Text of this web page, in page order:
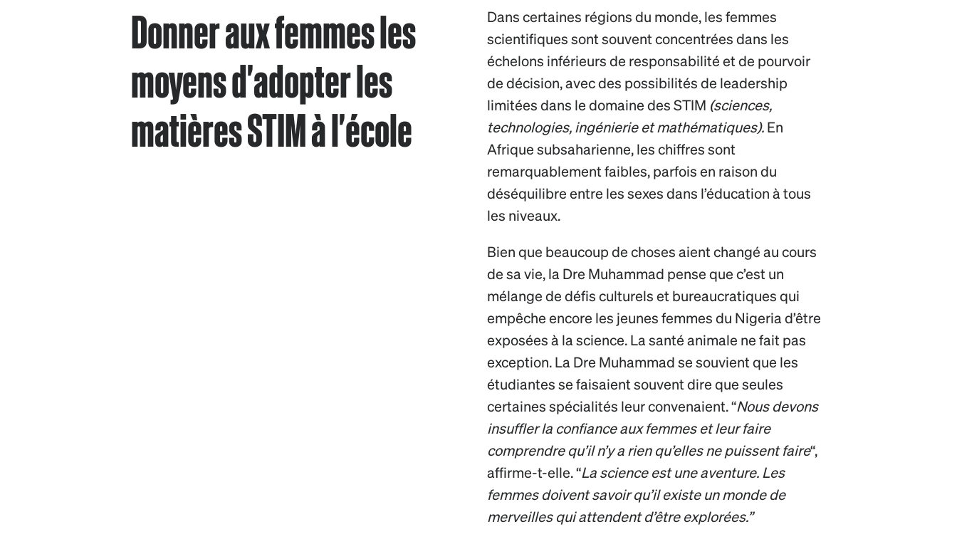
Donner aux femmes les
moyens d'adopter les
matières STIM à l'école
Dans certaines régions du monde, les femmes
scientifiques sont souvent concentrées dans les
échelons inférieurs de responsabilité et de pourvoir
de décision, avec des possibilités de leadership
limitées dans le domaine des STIM (sciences,
technologies, ingénierie et mathématiques).En
Afrique subsaharienne, les chiffres sont
remarquablement faibles, parfois en raison du
déséquilibre entre les sexes dans l’éducation à tous
les niveaux.
Bien que beaucoup de choses aient changé au cours
de sa vie, la Dre Muhammad pense que c’est un
mélange de défis culturels et bureaucratiques qui
empêche encore les jeunes femmes du Nigeria d’être
exposées à la science. La santé animale ne fait pas
exception. La Dre Muhammad se souvient que les
étudiantes se faisaient souvent dire que seules
certaines spécialités leur convenaient. “Nous devons
insuffler la confiance aux femmes et leur faire
comprendre qu’il n’y a rien qu’elles ne puissent faire“,
affirme-t-elle. “La science est une aventure. Les
femmes doivent savoir qu’il existe un monde de
merveilles qui attendent d’être explorées.”